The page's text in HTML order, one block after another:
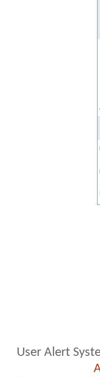
User Alert